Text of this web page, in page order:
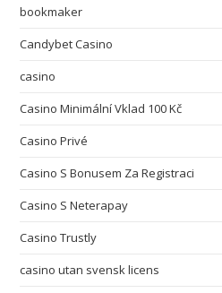
bookmaker
Candybet Casino
casino
Casino Minimální Vklad 100 Kč
Casino Privé
Casino S Bonusem Za Registraci
Casino S Neterapay
Casino Trustly
casino utan svensk licens